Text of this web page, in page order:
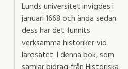
Lunds universitet invigdes i
januari 1668 och ända sedan
dess har det funnits
verksamma historiker vid
lärosätet. I denna bok, som